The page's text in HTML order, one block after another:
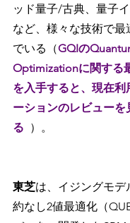
ッド量子/古典、量子
など、様々な技術で最
でいる（GQIの
Optimizationに関する
を入手すると、現在利
ーションのレビューを
る ）。
東芝は、イジングモデ
約なし2値最適化（